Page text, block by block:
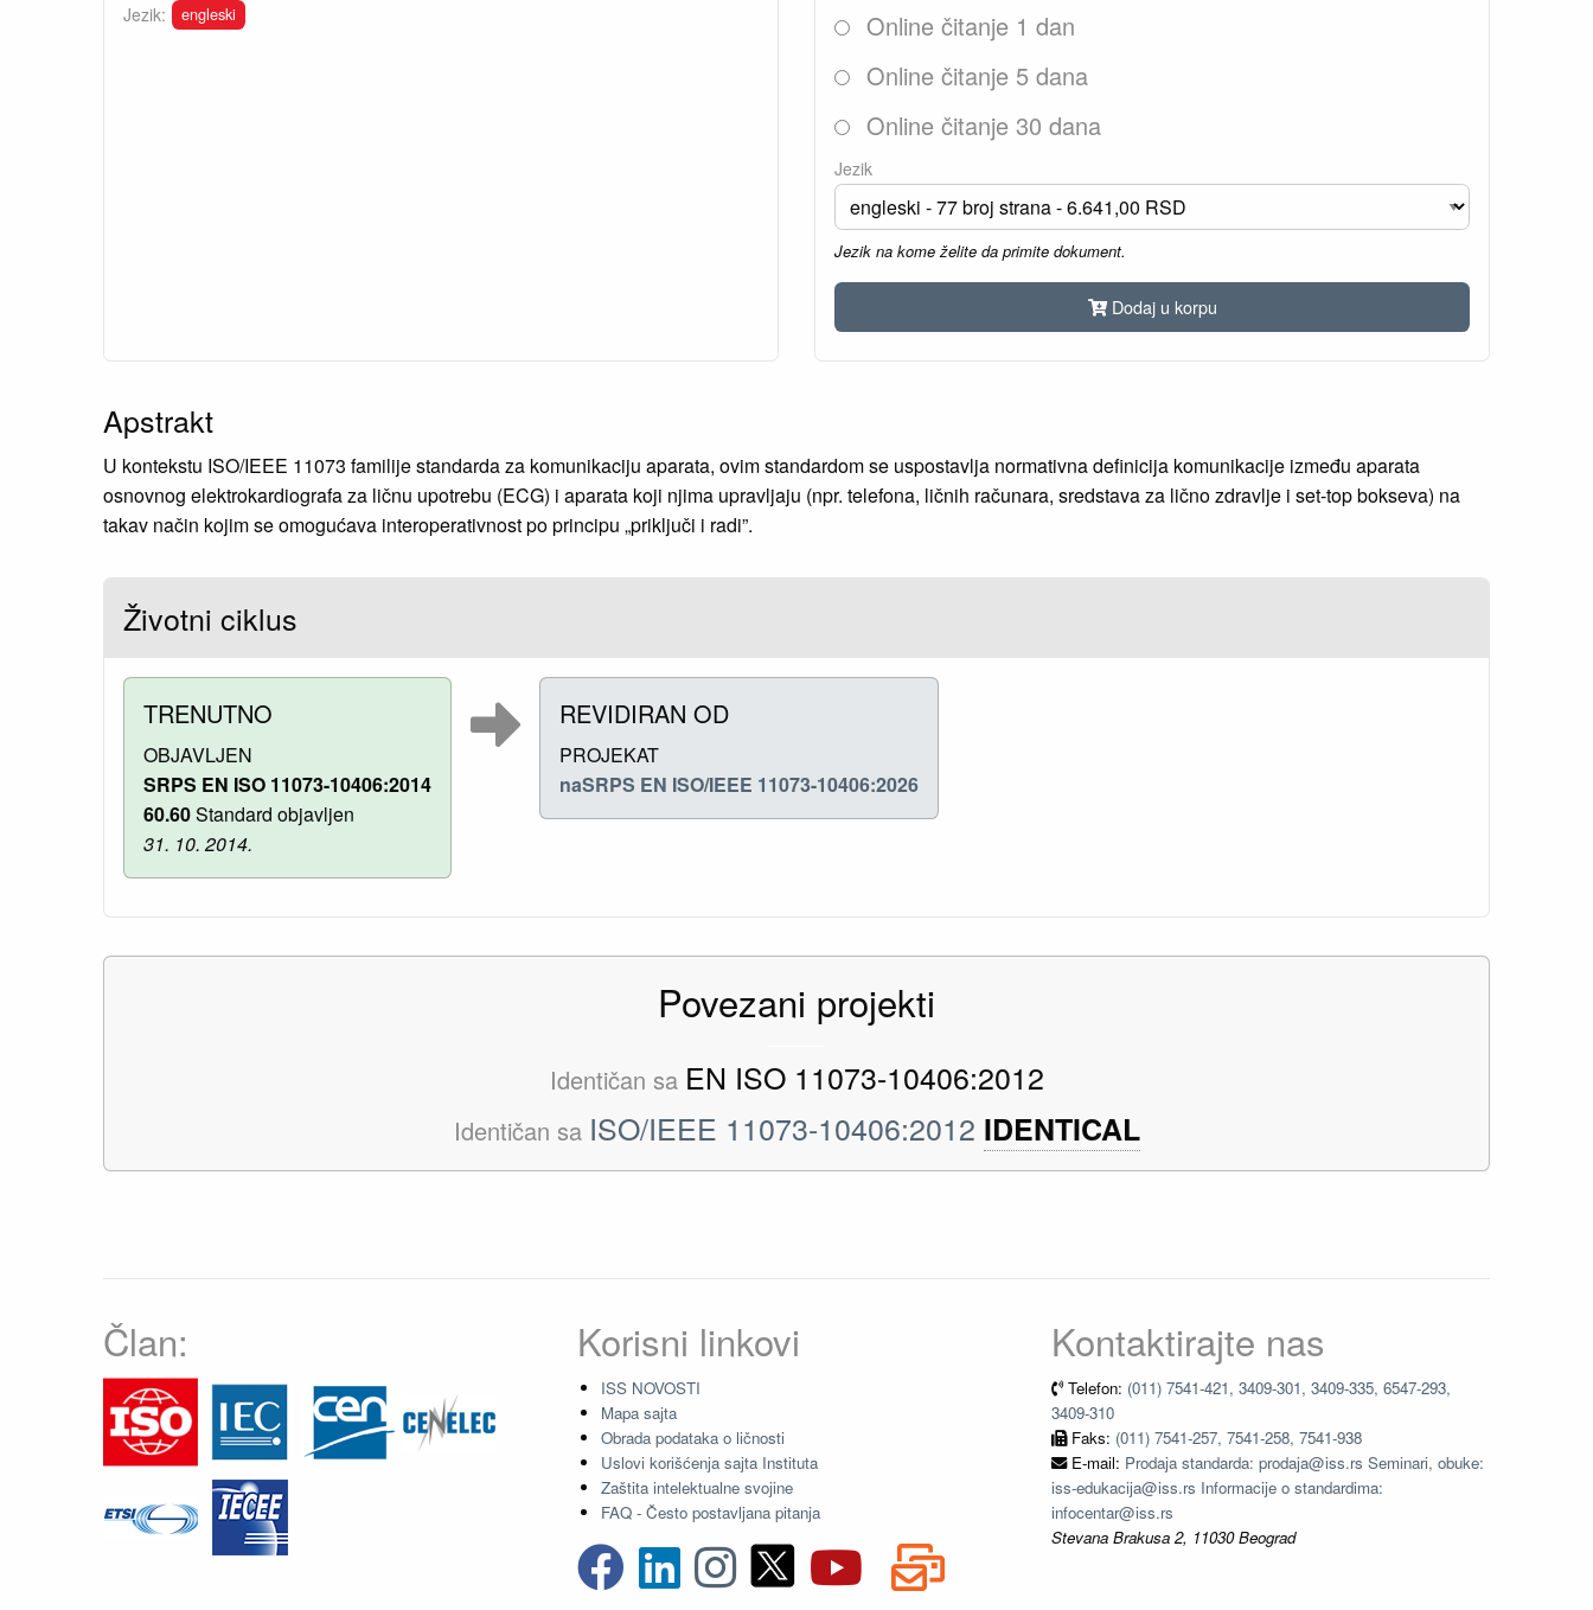
Jezik: engleski
Online čitanje 1 dan
Online čitanje 5 dana
Online čitanje 30 dana
Jezik
Jezik na kome želite da primite dokument.
Dodaj u korpu
Apstrakt
U kontekstu ISO/IEEE 11073 familije standarda za komunikaciju aparata, ovim standardom se uspostavlja normativna definicija komunikacije između aparata
osnovnog elektrokardiografa za ličnu upotrebu (ECG) i aparata koji njima upravljaju (npr. telefona, ličnih računara, sredstava za lično zdravlje i set-top bokseva) na
takav način kojim se omogućava interoperativnost po principu „priključi i radi”.
Životni ciklus
TRENUTNO
OBJAVLJEN
SRPS EN ISO 11073-10406:2014
60.60Standard objavljen
31. 10. 2014.
REVIDIRAN OD
PROJEKAT
naSRPS EN ISO/IEEE 11073-10406:2026
Povezani projekti
Identičan sa EN ISO 11073-10406:2012
Identičan sa ISO/IEEE 11073-10406:2012 IDENTICAL
Član: Korisni linkovi
ISS NOVOSTI
Mapa sajta
Obrada podataka o ličnosti
Uslovi korišćenja sajta Instituta
Zaštita intelektualne svojine
FAQ - Često postavljana pitanja
Kontaktirajte nas
Telefon: (011) 7541-421, 3409-301, 3409-335, 6547-293,
3409-310
Faks: (011) 7541-257, 7541-258, 7541-938
E-mail: Prodaja standarda: prodaja@iss.rs Seminari, obuke:
iss-edukacija@iss.rs Informacije o standardima:
infocentar@iss.rs
Stevana Brakusa 2, 11030 Beograd